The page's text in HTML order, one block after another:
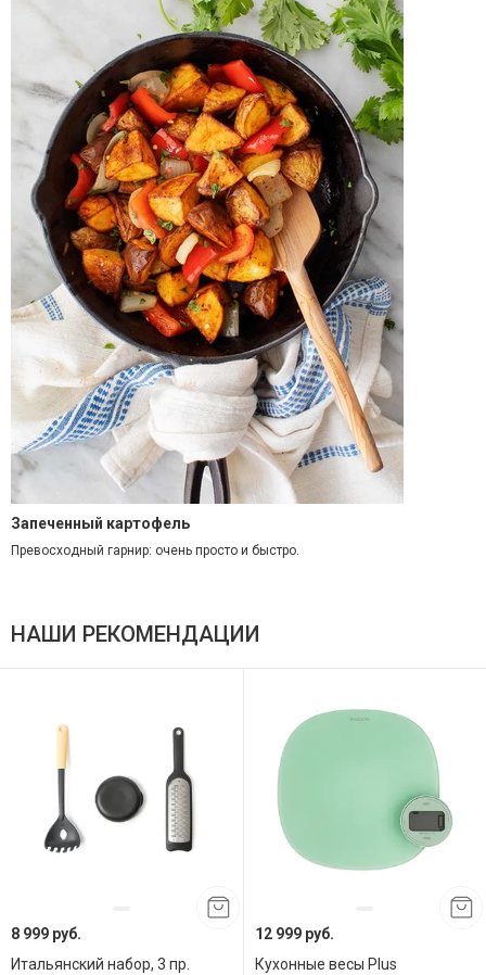
Запеченный картофель
Превосходный гарнир: очень просто и быстро.
НАШИ РЕКОМЕНДАЦИИ
8 999 руб.
Итальянский набор, 3 пр.
12 999 руб.
Кухонные весы Plus